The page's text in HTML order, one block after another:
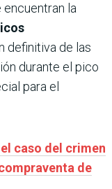
la
definitiva de las
durante el pico
para el
caso del crimen
de